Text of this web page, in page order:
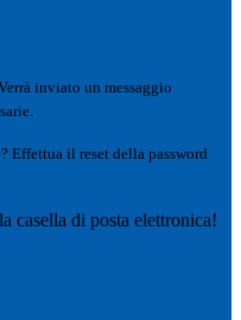
inviato un messaggio
Effettua il reset della password
casella di posta elettronica!